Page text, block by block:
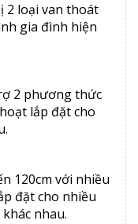
2 loại van thoát
gia đình hiện
2 phương thức
lắp đặt cho
120cm với nhiều
đặt cho nhiều
nhau.